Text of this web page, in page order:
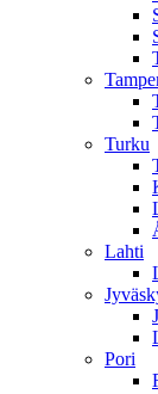
Turku
Lahti
Pori